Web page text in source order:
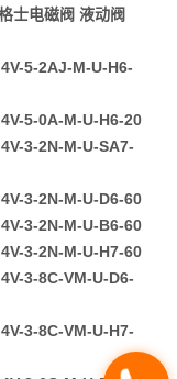
士电磁阀 液动阀
5-2AJ-M-U-H6-
5-0A-M-U-H6-20
3-2N-M-U-SA7-
3-2N-M-U-D6-60
3-2N-M-U-B6-60
3-2N-M-U-H7-60
3-8C-VM-U-D6-
3-8C-VM-U-H7-